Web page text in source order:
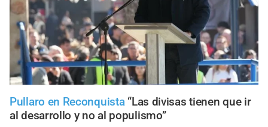
Pullaro en Reconquista “Las divisas tienen que ir
al desarrollo y no al populismo”